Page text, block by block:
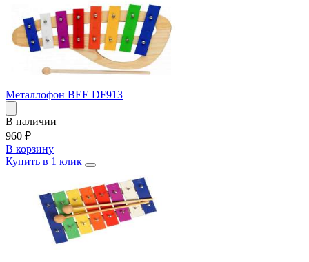
Металлофон BEE DF913
В наличии
960 ₽
В корзину
Купить в 1 клик